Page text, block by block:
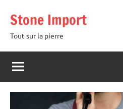
contenu
Stone Import
Tout sur la pierre